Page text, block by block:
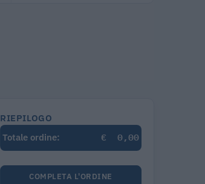
RIEPILOGO
Totale ordine:
€ 0,00
COMPLETA L'ORDINE